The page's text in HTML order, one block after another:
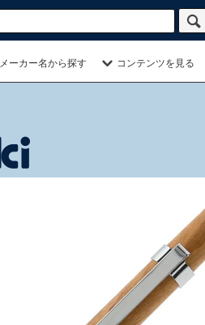
メーカー名から探す コンテンツを見る